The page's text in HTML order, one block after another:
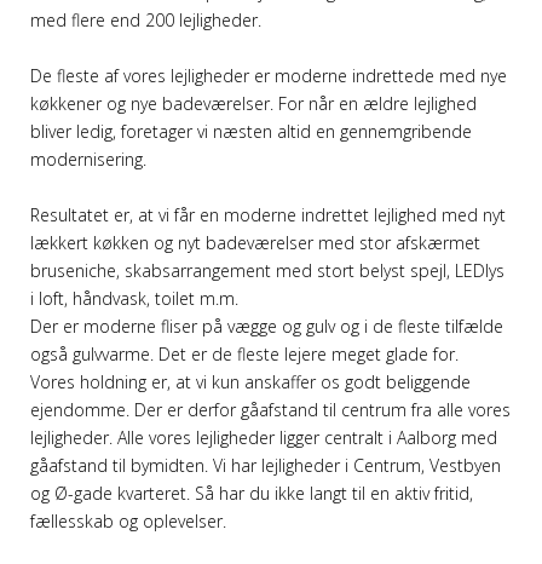
med flere end 200 lejligheder.
De fleste af vores lejligheder er moderne indrettede med nye
køkkener og nye badeværelser. For når en ældre lejlighed
bliver ledig, foretager vi næsten altid en gennemgribende
modernisering.
Resultatet er, at vi får en moderne indrettet lejlighed med nyt
lækkert køkken og nyt badeværelser med stor afskærmet
bruseniche, skabsarrangement med stort belyst spejl, LEDlys
i loft, håndvask, toilet m.m.
Der er moderne fliser på vægge og gulv og i de fleste tilfælde
også gulvvarme. Det er de fleste lejere meget glade for.
Vores holdning er, at vi kun anskaffer os godt beliggende
ejendomme. Der er derfor gåafstand til centrum fra alle vores
lejligheder. Alle vores lejligheder ligger centralt i Aalborg med
gåafstand til bymidten. Vi har lejligheder i Centrum, Vestbyen
og Ø-gade kvarteret. Så har du ikke langt til en aktiv fritid,
fællesskab og oplevelser.